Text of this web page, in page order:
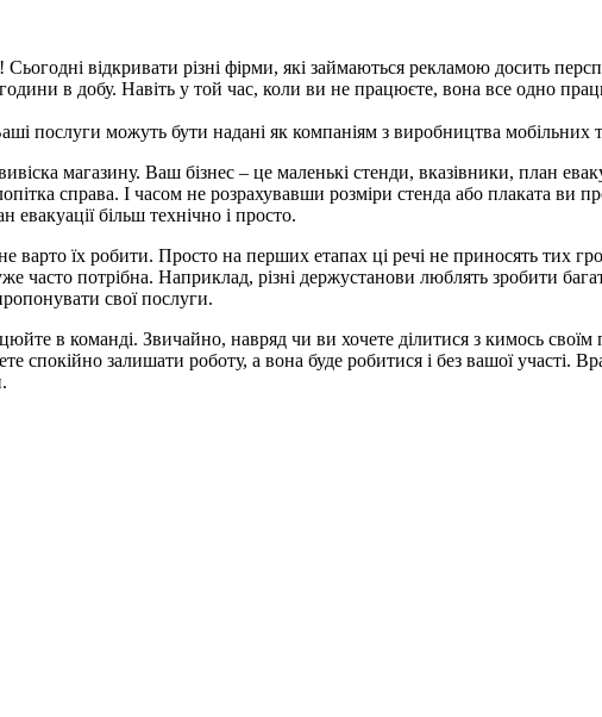
відкривати різні фірми, які займаються рекламою досить
в добу. Навіть у той час, коли ви не працюєте, вона все одно
послуги можуть бути надані як компаніям з виробництва мобільних
магазину. Ваш бізнес – це маленькі стенди, вказівники, план
справа. І часом не розрахувавши розміри стенда або плаката ви
більш технічно і просто.
варто їх робити. Просто на перших етапах ці речі не приносять тих
часто потрібна. Наприклад, різні держустанови люблять зробити
свої послуги.
в команді. Звичайно, навряд чи ви хочете ділитися з кимось
спокійно залишати роботу, а вона буде робитися і без вашої участі.